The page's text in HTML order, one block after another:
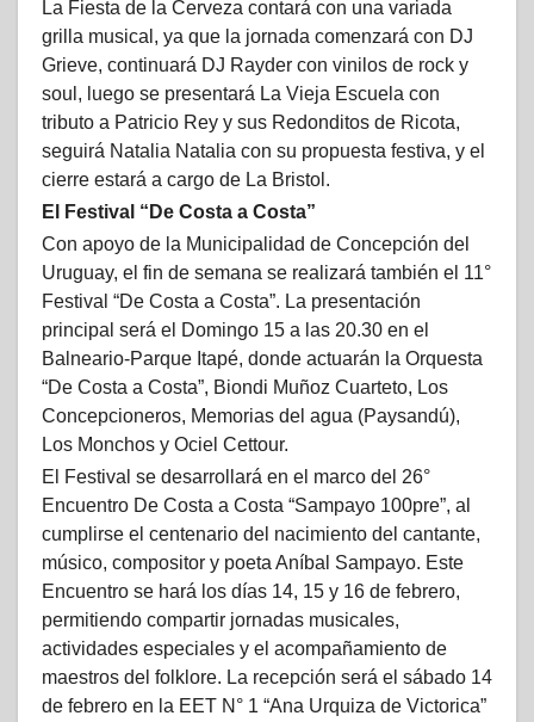
La Fiesta de la Cerveza contará con una variada
grilla musical, ya que la jornada comenzará con DJ
Grieve, continuará DJ Rayder con vinilos de rock y
soul, luego se presentará La Vieja Escuela con
tributo a Patricio Rey y sus Redonditos de Ricota,
seguirá Natalia Natalia con su propuesta festiva, y el
cierre estará a cargo de La Bristol.
El Festival “De Costa a Costa”
Con apoyo de la Municipalidad de Concepción del
Uruguay, el fin de semana se realizará también el 11°
Festival “De Costa a Costa”. La presentación
principal será el Domingo 15 a las 20.30 en el
Balneario-Parque Itapé, donde actuarán la Orquesta
“De Costa a Costa”, Biondi Muñoz Cuarteto, Los
Concepcioneros, Memorias del agua (Paysandú),
Los Monchos y Ociel Cettour.
El Festival se desarrollará en el marco del 26°
Encuentro De Costa a Costa “Sampayo 100pre”, al
cumplirse el centenario del nacimiento del cantante,
músico, compositor y poeta Aníbal Sampayo. Este
Encuentro se hará los días 14, 15 y 16 de febrero,
permitiendo compartir jornadas musicales,
actividades especiales y el acompañamiento de
maestros del folklore. La recepción será el sábado 14
de febrero en la EET N° 1 “Ana Urquiza de Victorica”